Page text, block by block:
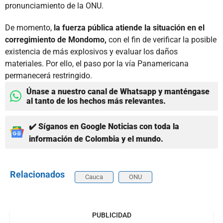
pronunciamiento de la ONU.
De momento, la fuerza pública atiende la situación en el
corregimiento de Mondomo, con el fin de verificar la posible
existencia de más explosivos y evaluar los daños
materiales. Por ello, el paso por la vía Panamericana
permanecerá restringido.
Únase a nuestro canal de Whatsapp y manténgase
al tanto de los hechos más relevantes.
✔️ Síganos en Google Noticias con toda la
información de Colombia y el mundo.
Relacionados Cauca ONU
PUBLICIDAD